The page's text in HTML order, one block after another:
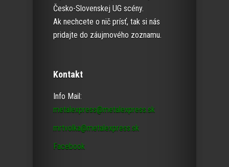
Česko-Slovenskej UG scény.
Ak nechcete o nič prísť, tak si nás
pridajte do záujmového zoznamu.
Kontakt
Info Mail:
metalexpress@metalexpress.sk
mrtvolka@metalexpress.sk
Facebook